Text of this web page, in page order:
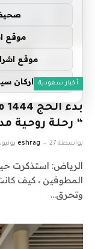
أخبار سعودية
“ رحلة روحية
بواسطة eshrag 27 يونيو، 2023
الرياض: استذكرت
المطوفين ، كيف
وتحرق…
موقع
موقع
اركان